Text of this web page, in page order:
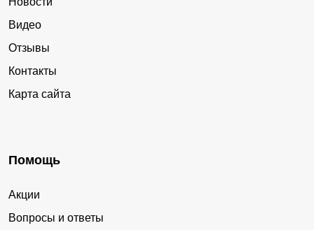
Видео
Отзывы
Контакты
Карта сайта
Помощь
Акции
Вопросы и ответы